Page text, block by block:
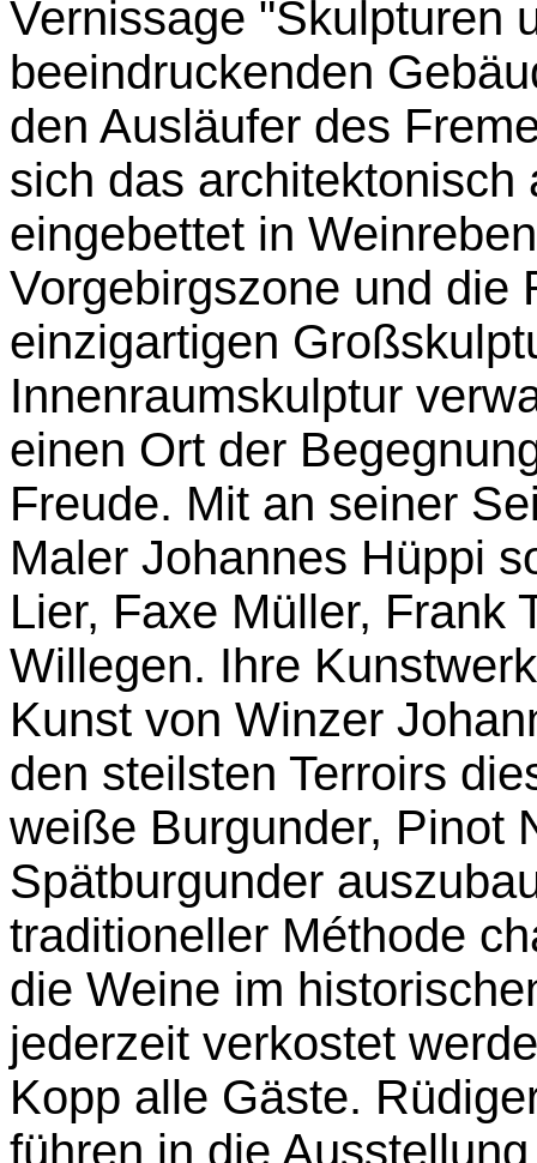
Vernissage "Skulpturen
beeindruckenden
den Ausläufer des
sich das
eingebettet in
Vorgebirgszone und die
einzigartigen
Innenraumskulptur
einen Ort der
Freude. Mit an seiner
Maler Johannes Hüppi
Lier, Faxe Müller, Frank
Willegen. Ihre
Kunst von Winzer
den steilsten Terroirs
weiße Burgunder, Pinot
Spätburgunder
traditioneller Méthode
die Weine im
jederzeit verkostet
Kopp alle Gäste.
führen in die